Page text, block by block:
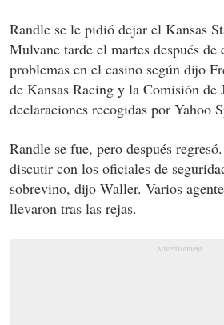
Randle se le pidió dejar el Kansas
Mulvane tarde el martes después de
problemas en el casino según dijo
de Kansas Racing y la Comisión de
declaraciones recogidas por Yahoo
Randle se fue, pero después
discutir con los oficiales de
sobrevino, dijo Waller. Varios
llevaron tras las rejas.